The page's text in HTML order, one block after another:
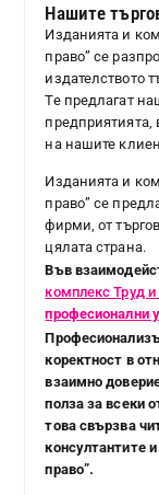
Нашите
Изданията и
право” се
издателството
Те предлагат
предприятията,
на нашите
Изданията и
право” се
фирми, от
цялата страна.
Във
комплекс Труд
професионални
коректност в
взаимно
полза за всеки
това свързва
консултантите
право”.